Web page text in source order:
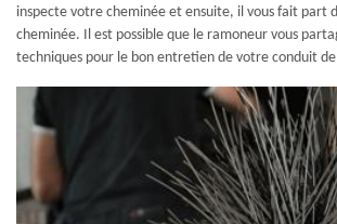
inspecte votre cheminée et ensuite, il vous fait part
cheminée. Il est possible que le ramoneur vous
techniques pour le bon entretien de votre conduit